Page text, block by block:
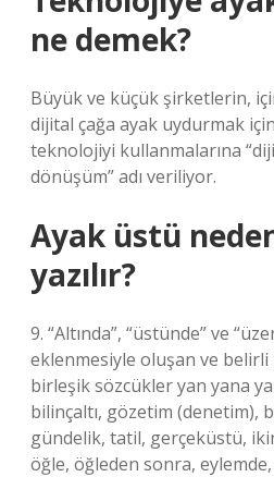
ne demek?
Büyük ve küçük şirketlerin,
dijital çağa ayak uydurmak
teknolojiyi kullanmalarına
dönüşüm” adı veriliyor.
Ayak üstü
yazılır?
9. “Altında”, “üstünde” ve
eklenmesiyle oluşan ve
birleşik sözcükler yan yana
bilinçaltı, gözetim (denetim),
gündelik, tatil, gerçeküstü,
öğle, öğleden sonra,